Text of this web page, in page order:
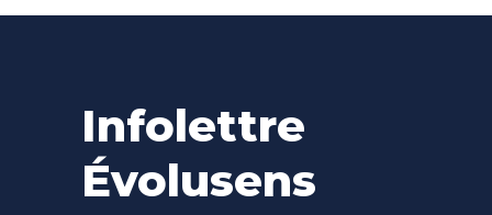
Infolettre
Évolusens